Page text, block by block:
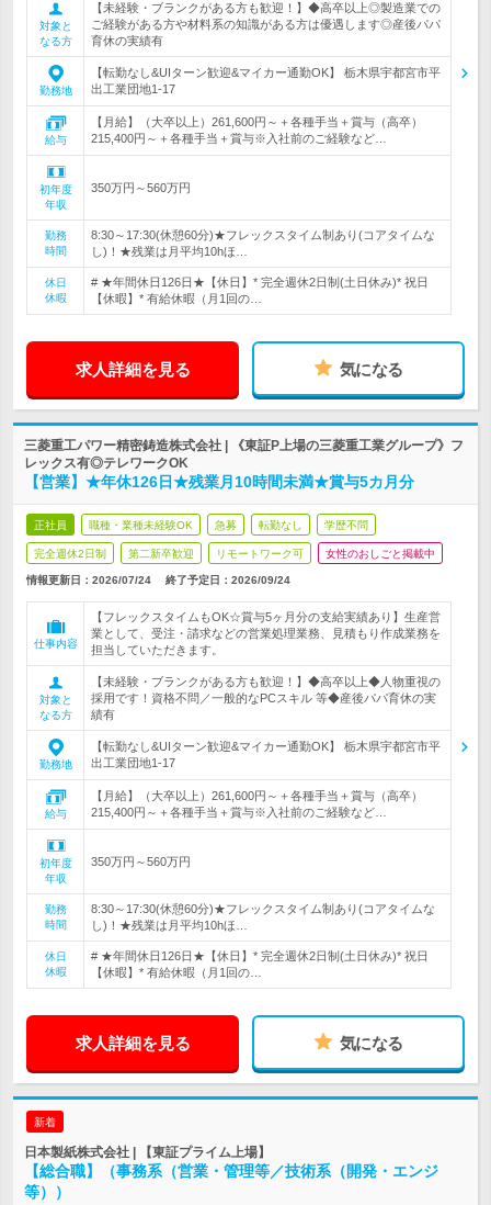
対象と
なる方
【未経験・ブランクがある方も歓迎！】◆高卒以上◎製造業での
ご経験がある方や材料系の知識がある方は優遇します◎産後パパ
育休の実績有
勤務地
【転勤なし&UIターン歓迎&マイカー通勤OK】 栃木県宇都宮市平
出工業団地1-17
給与
【月給】（大卒以上）261,600円～＋各種手当＋賞与（高卒）
215,400円～＋各種手当＋賞与※入社前のご経験など…
初年度
年収
350万円～560万円
勤務
時間
8:30～17:30(休憩60分)★フレックスタイム制あり(コアタイムな
し)！★残業は月平均10hほ…
休日
休暇
# ★年間休日126日★【休日】* 完全週休2日制(土日休み)* 祝日
【休暇】* 有給休暇（月1回の…
求人詳細を見る 気になる
三菱重工パワー精密鋳造株式会社 | 《東証P上場の三菱重工業グループ》フ
レックス有◎テレワークOK
【営業】★年休126日★残業月10時間未満★賞与5カ月分
正社員 職種・業種未経験OK 急募 転勤なし 学歴不問
完全週休2日制 第二新卒歓迎 リモートワーク可 女性のおしごと掲載中
情報更新日：2026/07/24 終了予定日： 2026/09/24
仕事内容
【フレックスタイムもOK☆賞与5ヶ月分の支給実績あり】生産営
業として、受注・請求などの営業処理業務、見積もり作成業務を
担当していただきます。
対象と
なる方
【未経験・ブランクがある方も歓迎！】◆高卒以上◆人物重視の
採用です！資格不問／一般的なPCスキル 等◆産後パパ育休の実
績有
勤務地
【転勤なし&UIターン歓迎&マイカー通勤OK】 栃木県宇都宮市平
出工業団地1-17
給与
【月給】（大卒以上）261,600円～＋各種手当＋賞与（高卒）
215,400円～＋各種手当＋賞与※入社前のご経験など…
初年度
年収
350万円～560万円
勤務
時間
8:30～17:30(休憩60分)★フレックスタイム制あり(コアタイムな
し)！★残業は月平均10hほ…
休日
休暇
# ★年間休日126日★【休日】* 完全週休2日制(土日休み)* 祝日
【休暇】* 有給休暇（月1回の…
求人詳細を見る 気になる
新着
日本製紙株式会社 | 【東証プライム上場】
【総合職】（事務系（営業・管理等／技術系（開発・エンジ
等））